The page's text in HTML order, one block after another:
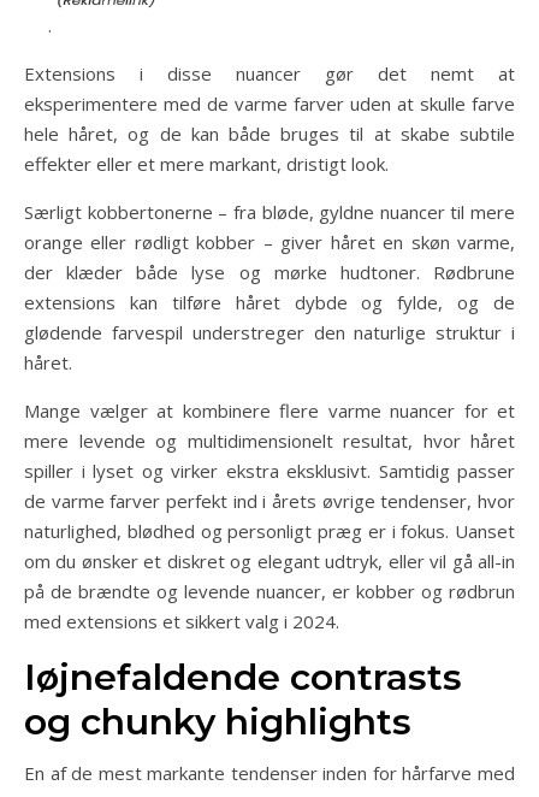
.
Extensions i disse nuancer gør det nemt at
eksperimentere med de varme farver uden at skulle farve
hele håret, og de kan både bruges til at skabe subtile
effekter eller et mere markant, dristigt look.
Særligt kobbertonerne – fra bløde, gyldne nuancer til mere
orange eller rødligt kobber – giver håret en skøn varme,
der klæder både lyse og mørke hudtoner. Rødbrune
extensions kan tilføre håret dybde og fylde, og de
glødende farvespil understreger den naturlige struktur i
håret.
Mange vælger at kombinere flere varme nuancer for et
mere levende og multidimensionelt resultat, hvor håret
spiller i lyset og virker ekstra eksklusivt. Samtidig passer
de varme farver perfekt ind i årets øvrige tendenser, hvor
naturlighed, blødhed og personligt præg er i fokus. Uanset
om du ønsker et diskret og elegant udtryk, eller vil gå all-in
på de brændte og levende nuancer, er kobber og rødbrun
med extensions et sikkert valg i 2024.
Iøjnefaldende contrasts
og chunky highlights
En af de mest markante tendenser inden for hårfarve med